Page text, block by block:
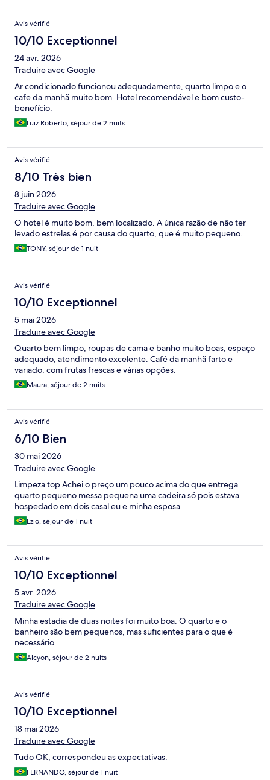
Avis vérifié
10/10 Exceptionnel
24 avr. 2026
Traduire avec Google
Ar condicionado funcionou adequadamente, quarto limpo e o
cafe da manhã muito bom. Hotel recomendável e bom custo-
benefício.
Luiz Roberto, séjour de 2 nuits
Avis vérifié
8/10 Très bien
8 juin 2026
Traduire avec Google
O hotel é muito bom, bem localizado. A única razão de não ter
levado estrelas é por causa do quarto, que é muito pequeno.
TONY, séjour de 1 nuit
Avis vérifié
10/10 Exceptionnel
5 mai 2026
Traduire avec Google
Quarto bem limpo, roupas de cama e banho muito boas, espaço
adequado, atendimento excelente. Café da manhã farto e
variado, com frutas frescas e várias opções.
Maura, séjour de 2 nuits
Avis vérifié
6/10 Bien
30 mai 2026
Traduire avec Google
Limpeza top Achei o preço um pouco acima do que entrega
quarto pequeno messa pequena uma cadeira só pois estava
hospedado em dois casal eu e minha esposa
Ezio, séjour de 1 nuit
Avis vérifié
10/10 Exceptionnel
5 avr. 2026
Traduire avec Google
Minha estadia de duas noites foi muito boa. O quarto e o
banheiro são bem pequenos, mas suficientes para o que é
necessário.
Alcyon, séjour de 2 nuits
Avis vérifié
10/10 Exceptionnel
18 mai 2026
Traduire avec Google
Tudo OK, correspondeu as expectativas.
FERNANDO, séjour de 1 nuit